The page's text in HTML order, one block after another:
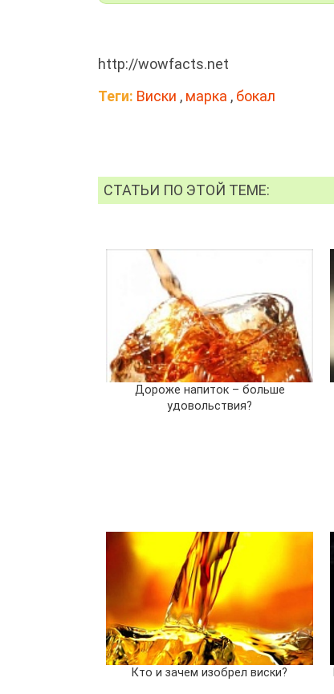
http://wowfacts.net
Теги: Виски , марка , бокал
СТАТЬИ ПО ЭТОЙ ТЕМЕ:
Дороже напиток – больше
удовольствия?
Кто и зачем изобрел виски?